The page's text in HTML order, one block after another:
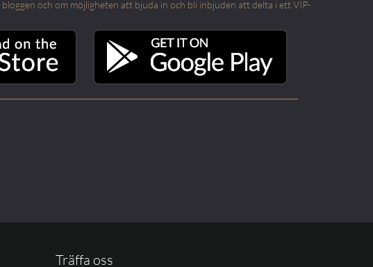
bloggen och om möjligheten att bjuda in och bli inbjuden att delta i ett VIP-
Träffa oss